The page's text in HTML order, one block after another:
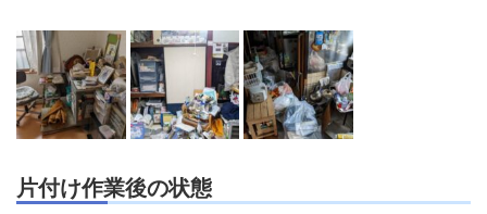
片付け作業後の状態